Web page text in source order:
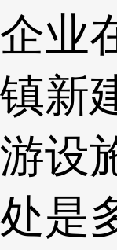
企业
镇新
游设
处是